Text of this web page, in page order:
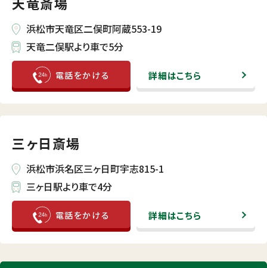
浜松市天竜区二俣町阿蔵553-19
天竜二俣駅より車で5分
詳細はこちら
三ヶ日斎場
浜松市浜名区三ヶ日町宇志815-1
三ヶ日駅より車で4分
詳細はこちら